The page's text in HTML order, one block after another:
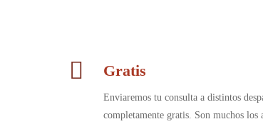
Gratis
Enviaremos tu consulta a distintos
completamente gratis. Son muchos